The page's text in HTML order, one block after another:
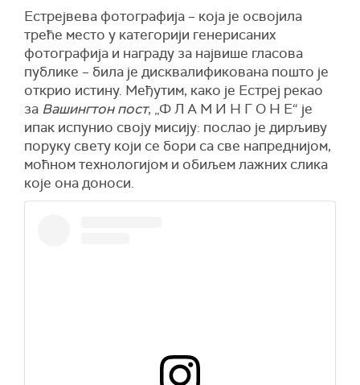
Естрејвева фотографија – која је освојила
треће место у категорији генерисаних
фотографија и награду за највише гласова
публике – била је дисквалификована пошто је
открио истину. Међутим, како је Естреј рекао
за Вашингтон пост, „Ф Л А М И Н Г О Н Е“ је
ипак испунио своју мисију: послао је дирљиву
поруку свету који се бори са све напреднијом,
моћном технологијом и обиљем лажних слика
које она доноси.